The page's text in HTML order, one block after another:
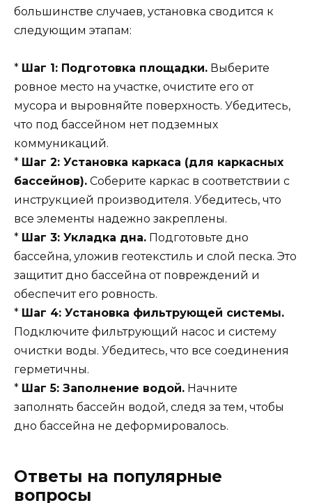
большинстве случаев, установка сводится к
следующим этапам:
* Шаг 1: Подготовка площадки. Выберите
ровное место на участке, очистите его от
мусора и выровняйте поверхность. Убедитесь,
что под бассейном нет подземных
коммуникаций.
* Шаг 2: Установка каркаса (для каркасных
бассейнов). Соберите каркас в соответствии с
инструкцией производителя. Убедитесь, что
все элементы надежно закреплены.
* Шаг 3: Укладка дна. Подготовьте дно
бассейна, уложив геотекстиль и слой песка. Это
защитит дно бассейна от повреждений и
обеспечит его ровность.
* Шаг 4: Установка фильтрующей системы.
Подключите фильтрующий насос и систему
очистки воды. Убедитесь, что все соединения
герметичны.
* Шаг 5: Заполнение водой. Начните
заполнять бассейн водой, следя за тем, чтобы
дно бассейна не деформировалось.
Ответы на популярные
вопросы